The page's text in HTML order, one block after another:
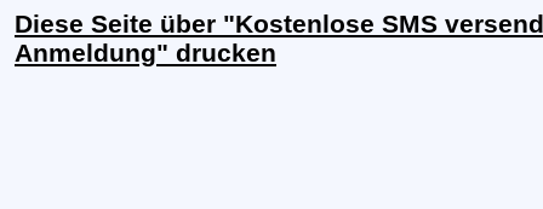
Diese Seite über "Kostenlose SMS
Anmeldung" drucken